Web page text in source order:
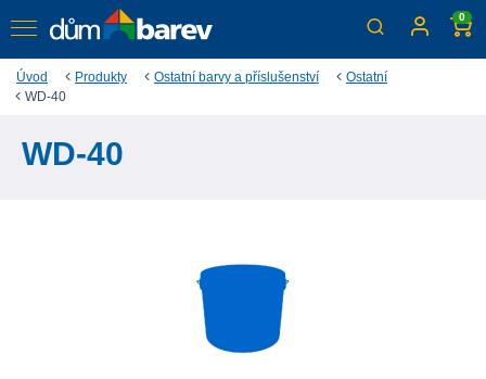
0
Úvod Produkty Ostatní barvy a příslušenství
Ostatní
WD-40
WD-40